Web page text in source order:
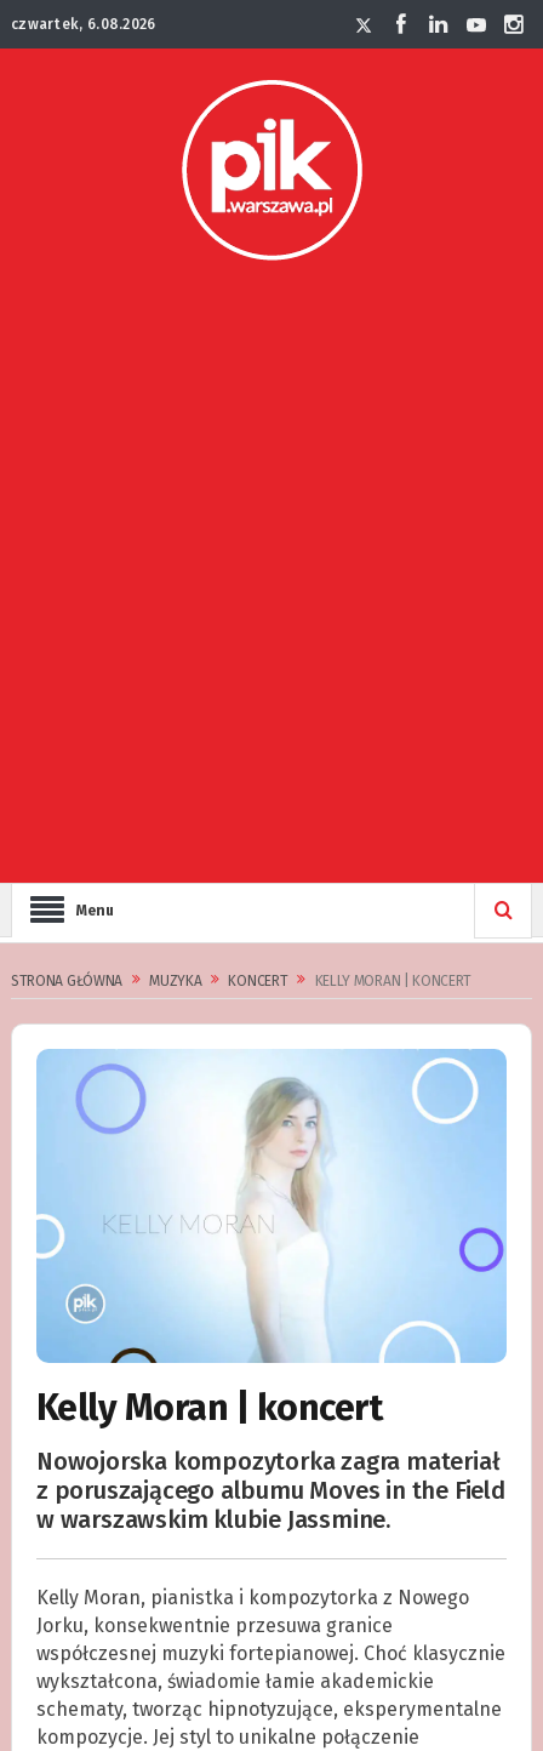
czwartek, 6.08.2026
Menu
STRONA GŁÓWNA MUZYKA KONCERT KELLY MORAN | KONCERT
Kelly Moran | koncert
Nowojorska kompozytorka zagra materiał
z poruszającego albumu Moves in the Field
w warszawskim klubie Jassmine.
Kelly Moran, pianistka i kompozytorka z Nowego
Jorku, konsekwentnie przesuwa granice
współczesnej muzyki fortepianowej. Choć klasycznie
wykształcona, świadomie łamie akademickie
schematy, tworząc hipnotyzujące, eksperymentalne
kompozycje. Jej styl to unikalne połączenie